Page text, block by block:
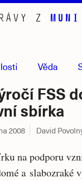
Věda
FSS
sbírka
2008 David
na podporu
a slabozraké